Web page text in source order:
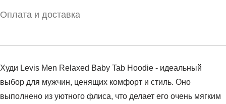
Оплата и доставка
Худи Levis Men Relaxed Baby Tab Hoodie - идеальный
выбор для мужчин, ценящих комфорт и стиль. Оно
выполнено из уютного флиса, что делает его очень мягким